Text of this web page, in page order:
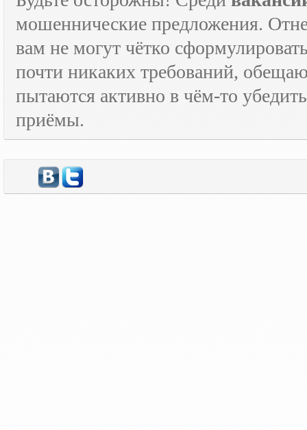
мошеннические предложения.
вам не могут чётко
почти никаких требований,
пытаются активно в чём-то
приёмы.